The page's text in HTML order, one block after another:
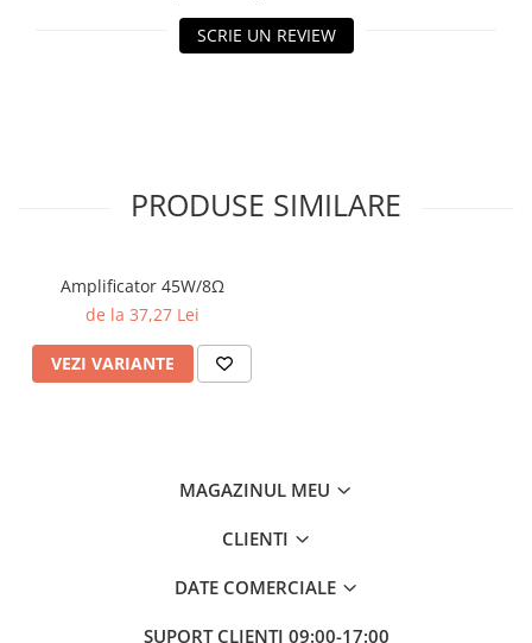
SCRIE UN REVIEW
PRODUSE SIMILARE
Amplificator 45W/8Ω
de la 37,27 Lei
VEZI VARIANTE
MAGAZINUL MEU
CLIENTI
DATE COMERCIALE
SUPORT CLIENTI 09:00-17:00